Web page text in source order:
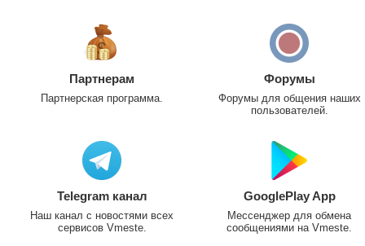
Партнерам
Партнерская программа.
Форумы
Форумы для общения наших
пользователей.
Telegram канал
Наш канал с новостями всех
сервисов Vmeste.
GooglePlay App
Мессенджер для обмена
сообщениями на Vmeste.